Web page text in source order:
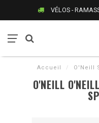
VÉLOS -
Accueil / O'Neill
O'NEILL